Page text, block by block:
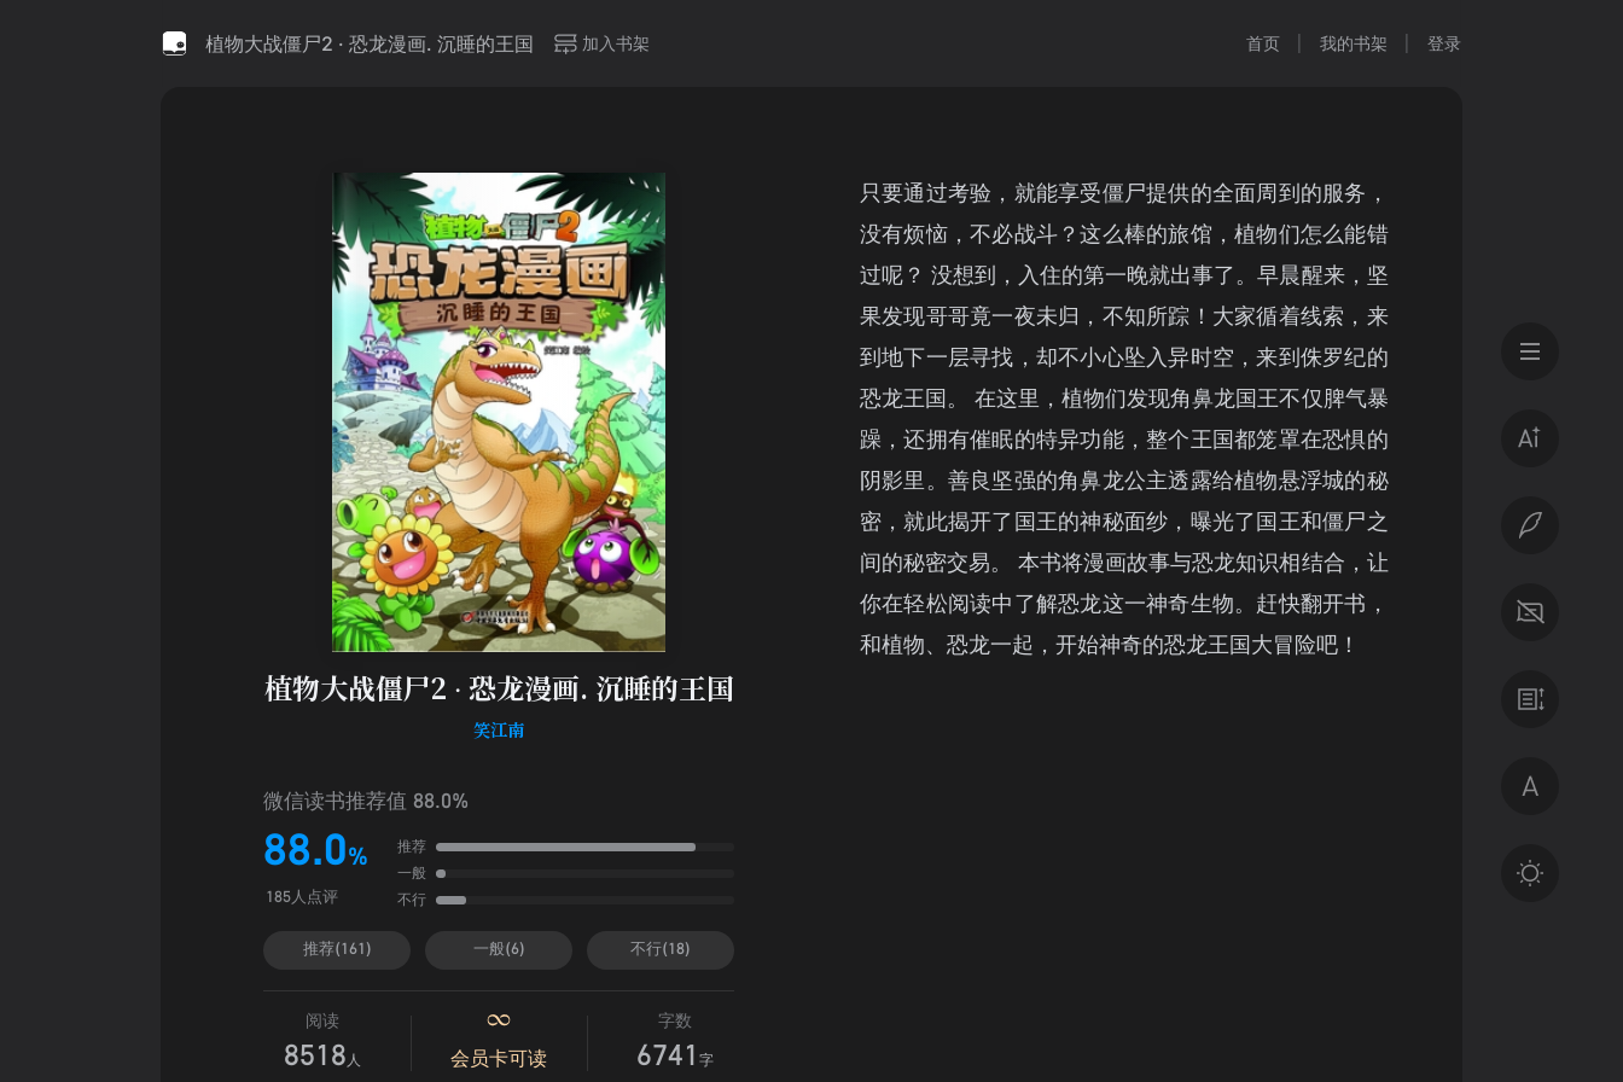
植物大战僵尸2 · 恐龙漫画. 沉睡的王国 加入书架 首页 我的书架 登录
植物大战僵尸2 · 恐龙漫画. 沉睡的王国
笑江南
微信读书推荐值 88.0%
88.0%
185人点评
推荐
一般
不行
推荐(161) 一般(6) 不行(18)
阅读
8518 人 会员卡可读
字数
6741字
只要通过考验，就能享受僵尸提供的全面周到的服务，
没有烦恼，不必战斗？这么棒的旅馆，植物们怎么能错
过呢？ 没想到，入住的第一晚就出事了。早晨醒来，坚
果发现哥哥竟一夜未归，不知所踪！大家循着线索，来
到地下一层寻找，却不小心坠入异时空，来到侏罗纪的
恐龙王国。 在这里，植物们发现角鼻龙国王不仅脾气暴
躁，还拥有催眠的特异功能，整个王国都笼罩在恐惧的
阴影里。善良坚强的角鼻龙公主透露给植物悬浮城的秘
密，就此揭开了国王的神秘面纱，曝光了国王和僵尸之
间的秘密交易。 本书将漫画故事与恐龙知识相结合，让
你在轻松阅读中了解恐龙这一神奇生物。赶快翻开书，
和植物、恐龙一起，开始神奇的恐龙王国大冒险吧！